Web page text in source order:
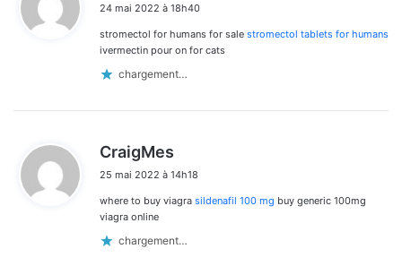
t
:
24 mai 2022 à 18h40
stromectol for humans for sale stromectol tablets for humans
ivermectin pour on for cats
chargement…
CraigMes
t
25 mai 2022 à 14h18
where to buy viagra sildenafil 100 mg buy generic 100mg
viagra online
chargement…